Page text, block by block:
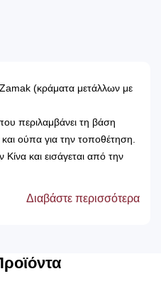
Zamak (κράματα μετάλλων με
περιλαμβάνει τη βάση
ούπα για την τοποθέτηση.
και εισάγεται από την
Διαβάστε περισσότερα